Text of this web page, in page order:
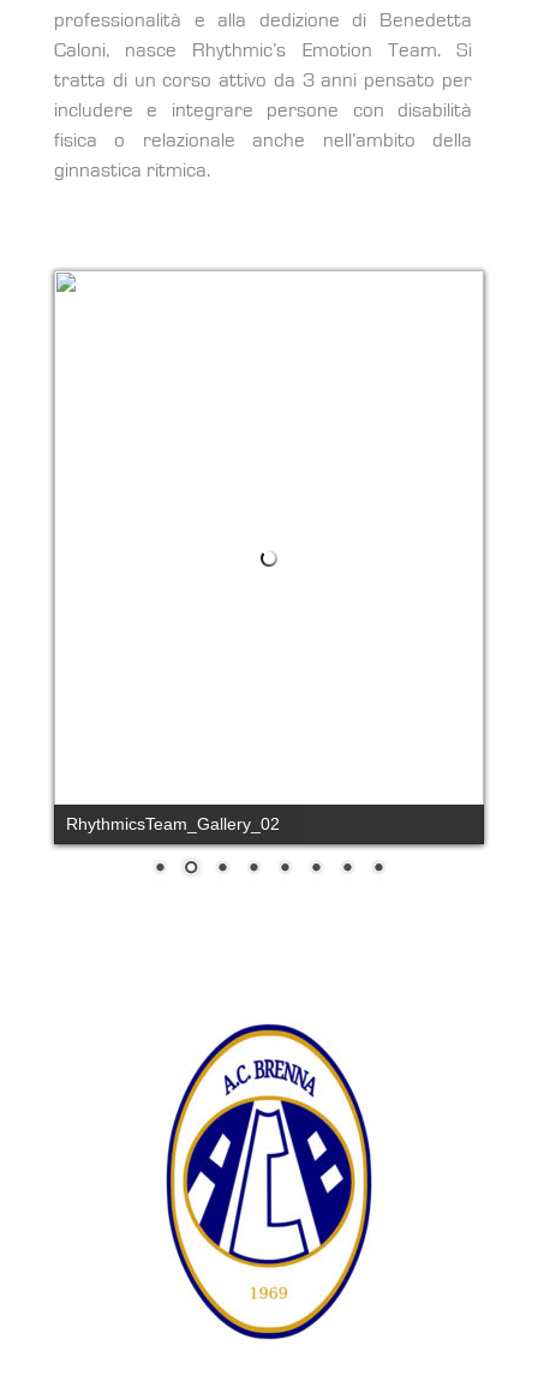
professionalità e alla dedizione di Benedetta
Caloni, nasce Rhythmic’s Emotion Team. Si
tratta di un corso attivo da 3 anni pensato per
includere e integrare persone con disabilità
fisica o relazionale anche nell’ambito della
ginnastica ritmica.
RhythmicsTeam_Gallery_02